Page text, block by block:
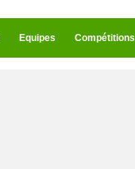
Equipes Compétitions